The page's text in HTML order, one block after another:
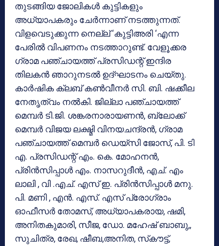
തുടങ്ങിയ ജോലികള്‍ കുട്ടികളും
അധ്യാപകരും ചേര്‍ന്നാണ് നടത്തുന്നത്.
വിളവെടുക്കുന്ന നെല്ല് ‘കുട്ടിഅരി ‘എന്ന
പേരില്‍ വിപണനം നടത്താറുണ്ട്. വേളൂക്കര
ഗ്രാമ പഞ്ചായത്ത് പ്രസിഡന്റ് ഇന്ദിര
തിലകന്‍ ഞാറുനടല്‍ ഉദ്ഘാടനം ചെയ്തു.
കാര്‍ഷിക ക്ലബ് കണ്‍വീനര്‍ സി. ബി. ഷക്കീല
നേതൃത്വം നല്‍കി. ജില്ലാ പഞ്ചായത്ത്
മെമ്പര്‍ ടി.ജി. ശങ്കരനാരായണന്‍, ബ്ലോക്ക്
മെമ്പര്‍ വിജയ ലക്ഷ്മി വിനയചന്ദ്രന്‍, ഗ്രാമ
പഞ്ചായത്ത് മെമ്പര്‍ ഡെയ്‌സി ജോസ്, പി. ടി
എ. പ്രസിഡന്റ് എം. കെ. മോഹനന്‍,
പ്രിന്‍സിപ്പാള്‍ എം. നാസറുദീന്‍, എച്. എം
ലാലി , വി .എച്. എസ് ഇ. പ്രിന്‍സിപ്പാള്‍ മനു.
പി. മണി , എന്‍. എസ്. എസ് പ്രോഗ്രാം
ഓഫീസര്‍ തോമസ്, അധ്യാപകരായ, ഷമി,
അനിതകുമാരി, സീജ, ഡോ. മഹേഷ് ബാബു,,
സുചിത്ര, രേഖ, ഷീബ,അനിത, സ്‌കൗട്ട്,